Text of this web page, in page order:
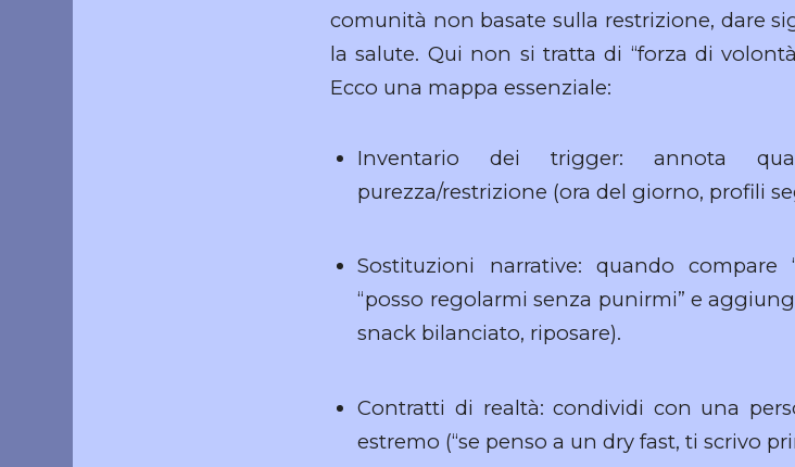
comunità non basate sulla restrizione, dare
la salute. Qui non si tratta di “forza di
Ecco una mappa essenziale:
Inventario dei trigger: annota
purezza/restrizione (ora del giorno, profili
Sostituzioni narrative: quando compare
“posso regolarmi senza punirmi” e
snack bilanciato, riposare).
Contratti di realtà: condividi con una
estremo (“se penso a un dry fast, ti scrivo